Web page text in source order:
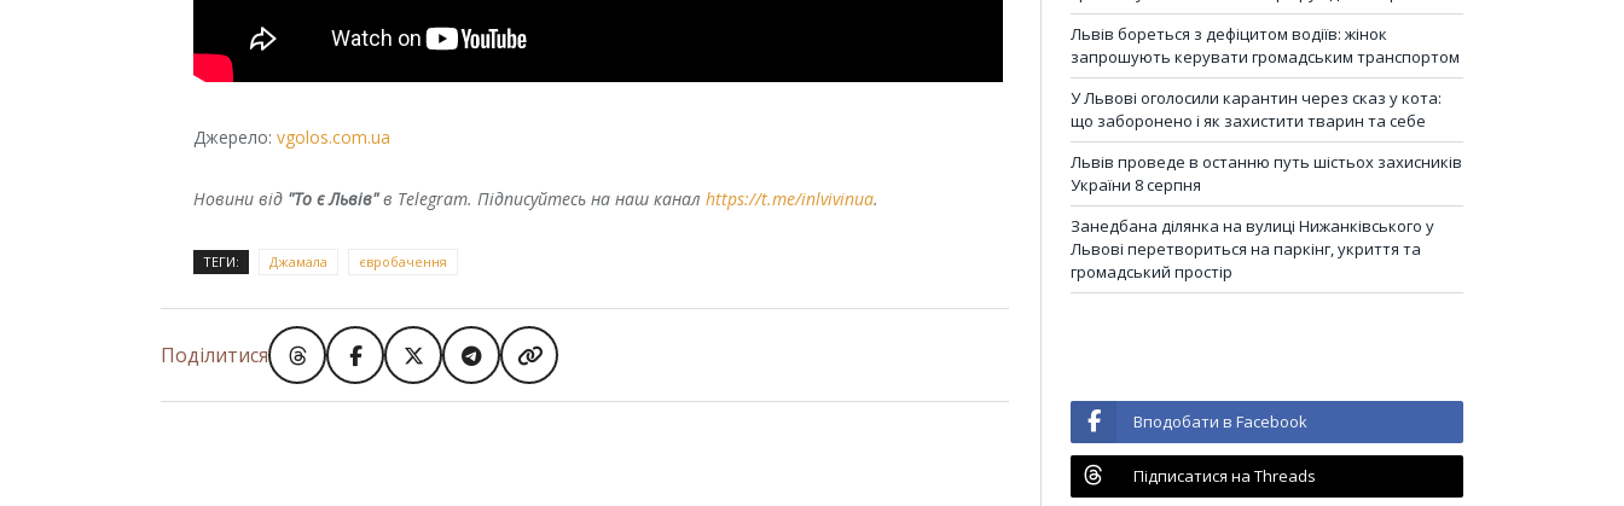
Джерело:vgolos.com.ua
Новини від "То є Львів"в Telegram. Підписуйтесь на наш каналhttps://t.me/inlvivinua.
ТЕГИ: Джамала євробачення
Поділитися
Львів бореться з дефіцитом водіїв: жінок
запрошують керувати громадським транспортом
У Львові оголосили карантин через сказ у кота:
що заборонено і як захистити тварин та себе
Львів проведе в останню путь шістьох захисників
України 8 серпня
Занедбана ділянка на вулиці Нижанківського у
Львові перетвориться на паркінг, укриття та
громадський простір
Вподобати в Facebook
Підписатися на Threads